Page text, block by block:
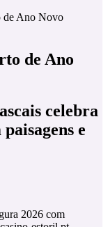
de Ano Novo
de Ano
celebra
e
2026 com